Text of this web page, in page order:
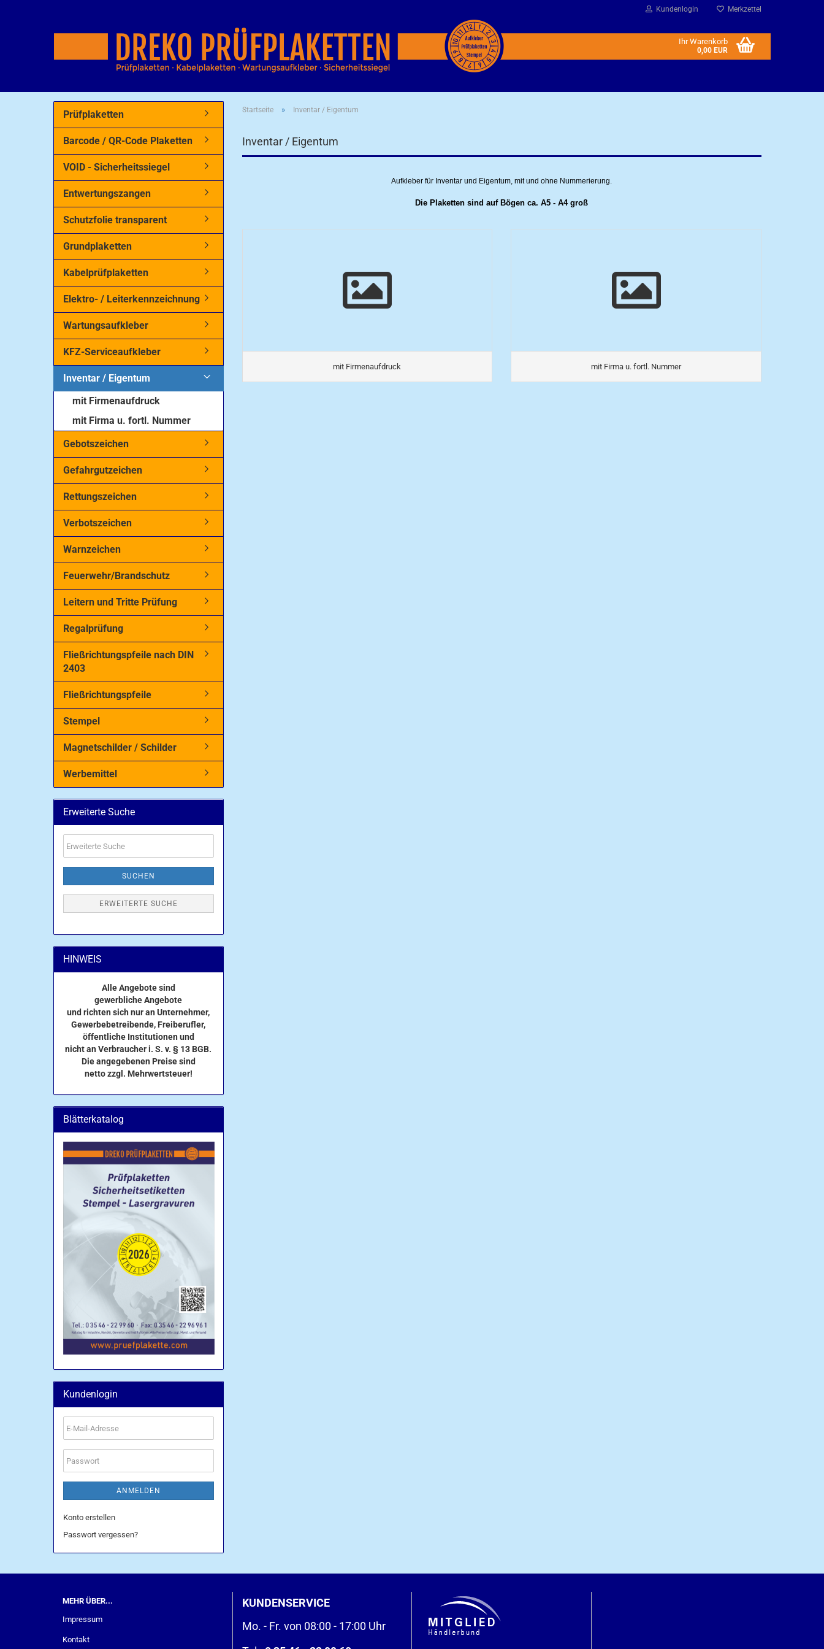
Kundenlogin Merkzettel
Ihr Warenkorb
0,00 EUR
Startseite » Inventar / Eigentum
Inventar / Eigentum
Aufkleber für Inventar und Eigentum, mit und ohne Nummerierung.
Die Plaketten sind auf Bögen ca. A5 - A4 groß
mit Firmenaufdruck mit Firma u. fortl. Nummer
Prüfplaketten
Barcode / QR-Code Plaketten
VOID - Sicherheitssiegel
Entwertungszangen
Schutzfolie transparent
Grundplaketten
Kabelprüfplaketten
Elektro- / Leiterkennzeichnung
Wartungsaufkleber
KFZ-Serviceaufkleber
Inventar / Eigentum
mit Firmenaufdruck
mit Firma u. fortl. Nummer
Gebotszeichen
Gefahrgutzeichen
Rettungszeichen
Verbotszeichen
Warnzeichen
Feuerwehr/Brandschutz
Leitern und Tritte Prüfung
Regalprüfung
Fließrichtungspfeile nach DIN
2403
Fließrichtungspfeile
Stempel
Magnetschilder / Schilder
Werbemittel
Erweiterte Suche
Suche
SUCHEN
ERWEITERTE SUCHE
HINWEIS
Alle Angebote sind
gewerbliche Angebote
und richten sich nur an Unternehmer,
Gewerbebetreibende, Freiberufler,
öffentliche Institutionen und
nicht an Verbraucher i. S. v. § 13 BGB.
Die angegebenen Preise sind
netto zzgl. Mehrwertsteuer!
Blätterkatalog
Kundenlogin
E-
Mail-
Adresse
Passwort
ANMELDEN
Konto erstellen
Passwort vergessen?
MEHR ÜBER...
Impressum
Kontakt
KUNDENSERVICE
Mo. - Fr. von 08:00 - 17:00 Uhr